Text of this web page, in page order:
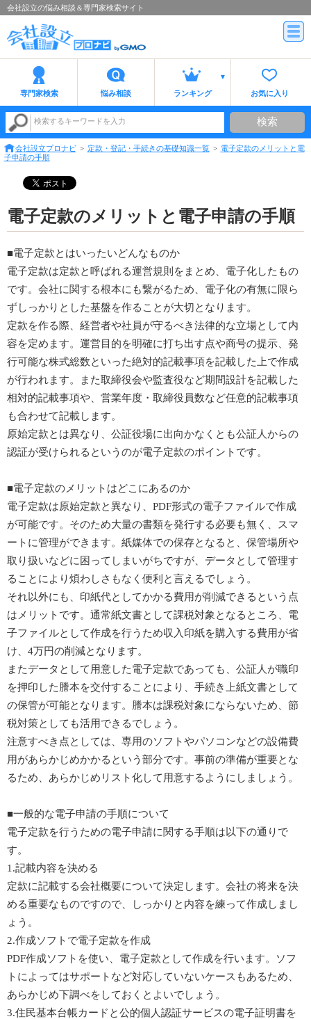
会社設立の悩み相談＆専門家検索サイト
専門家検索 悩み相談 ランキング お気に入り
検索するキーワードを入力 検索
会社設立プロナビ 定款・登記・手続きの基礎知識一覧
電子定款のメリットと電
子申請の手順
電子定款のメリットと電子申請の手順
■電子定款とはいったいどんなものか
電子定款は定款と呼ばれる運営規則をまとめ、電子化したもの
です。会社に関する根本にも繋がるため、電子化の有無に限ら
ずしっかりとした基盤を作ることが大切となります。
定款を作る際、経営者や社員が守るべき法律的な立場として内
容を定めます。運営目的を明確に打ち出す点や商号の提示、発
行可能な株式総数といった絶対的記載事項を記載した上で作成
が行われます。また取締役会や監査役など期間設計を記載した
相対的記載事項や、営業年度・取締役員数など任意的記載事項
も合わせて記載します。
原始定款とは異なり、公証役場に出向かなくとも公証人からの
認証が受けられるというのが電子定款のポイントです。
■電子定款のメリットはどこにあるのか
電子定款は原始定款と異なり、PDF形式の電子ファイルで作成
が可能です。そのため大量の書類を発行する必要も無く、スマ
ートに管理ができます。紙媒体での保存となると、保管場所や
取り扱いなどに困ってしまいがちですが、データとして管理す
ることにより煩わしさもなく便利と言えるでしょう。
それ以外にも、印紙代としてかかる費用が削減できるという点
はメリットです。通常紙文書として課税対象となるところ、電
子ファイルとして作成を行うため収入印紙を購入する費用が省
け、4万円の削減となります。
またデータとして用意した電子定款であっても、公証人が職印
を押印した謄本を交付することにより、手続き上紙文書として
の保管が可能となります。謄本は課税対象にならないため、節
税対策としても活用できるでしょう。
注意すべき点としては、専用のソフトやパソコンなどの設備費
用があらかじめかかるという部分です。事前の準備が重要とな
るため、あらかじめリスト化して用意するようにしましょう。
■一般的な電子申請の手順について
電子定款を行うための電子申請に関する手順は以下の通りで
す。
1.記載内容を決める
定款に記載する会社概要について決定します。会社の将来を決
める重要なものですので、しっかりと内容を練って作成しまし
ょう。
2.作成ソフトで電子定款を作成
PDF作成ソフトを使い、電子定款として作成を行います。ソフ
トによってはサポートなど対応していないケースもあるため、
あらかじめ下調べをしておくとよいでしょう。
3.住民基本台帳カードと公的個人認証サービスの電子証明書を